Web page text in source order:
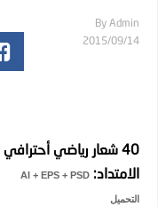
By Admin
14‏/09‏/2015
40 شعار رياضي أحترافي
الامتداد: AI + EPS + PSD
التحميل